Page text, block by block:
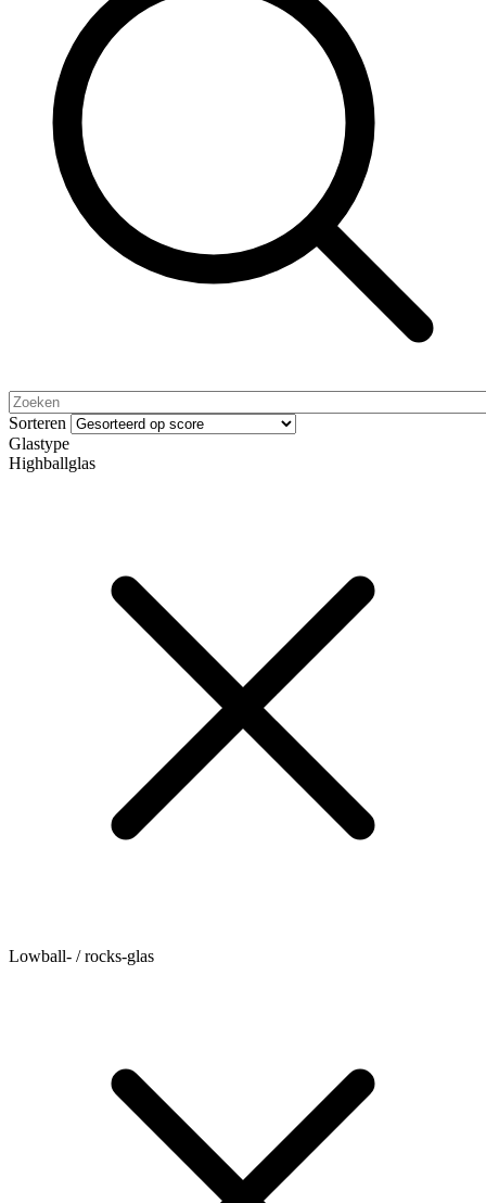
Sorteren
Glastype
Highballglas
Lowball- / rocks-glas